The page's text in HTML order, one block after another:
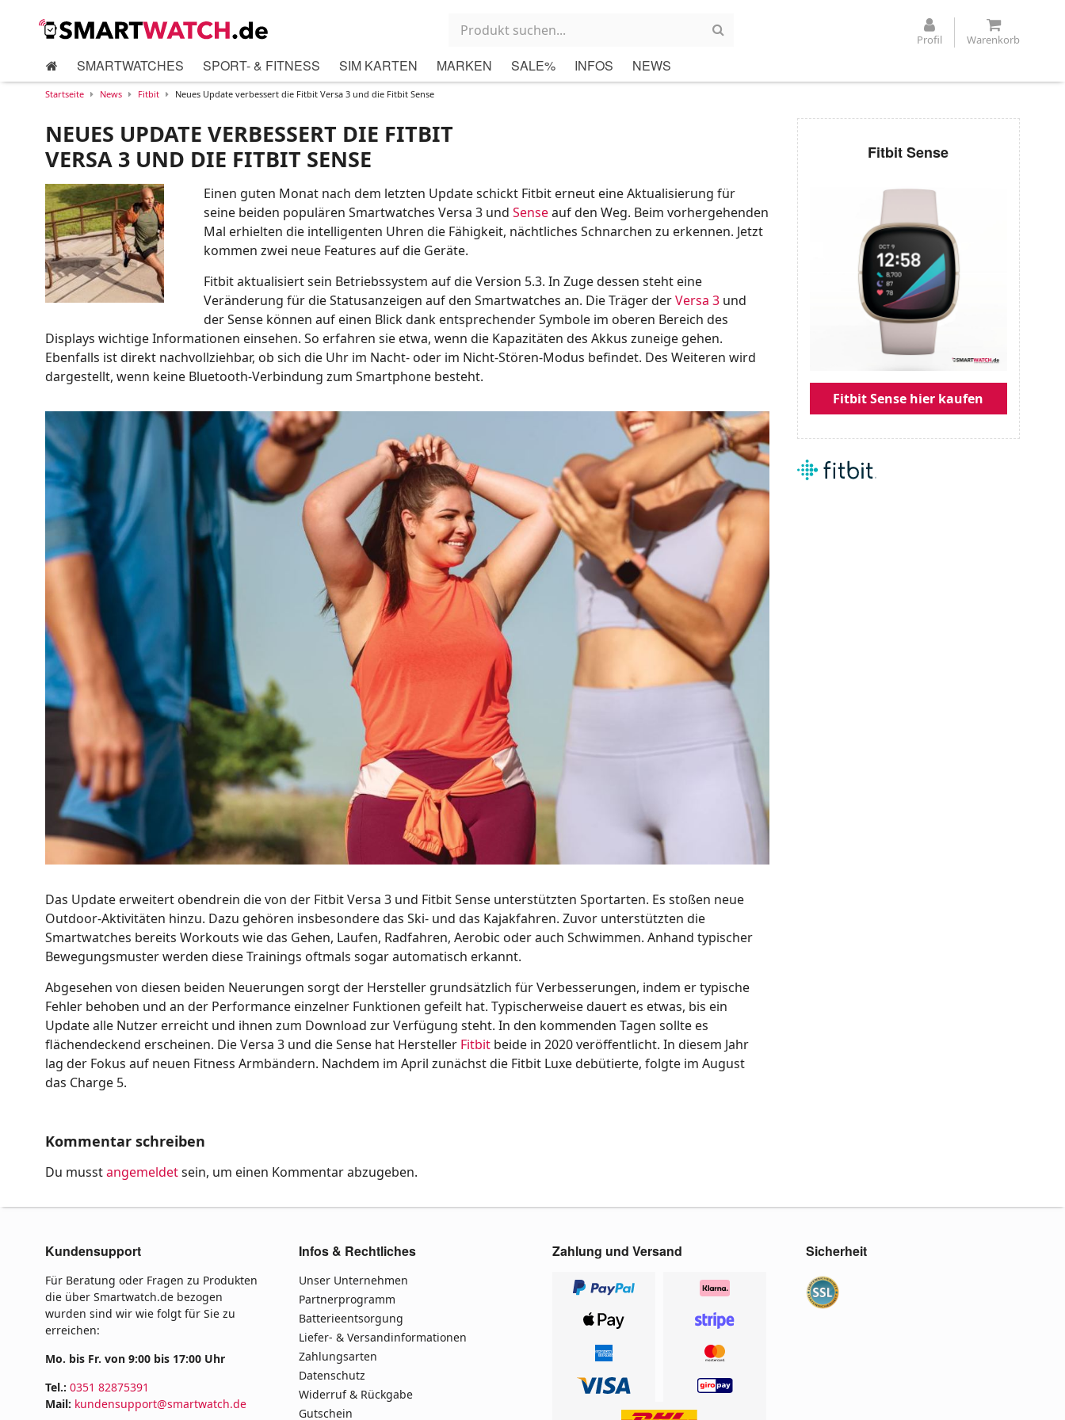
Profil Warenkorb
SMARTWATCHES SPORT- & FITNESS SIM KARTEN MARKEN SALE% INFOS NEWS
Startseite News Fitbit Neues Update verbessert die Fitbit Versa 3 und die Fitbit Sense
NEUES UPDATE VERBESSERT DIE FITBIT
VERSA 3 UND DIE FITBIT SENSE
Einen guten Monat nach dem letzten Update schickt Fitbit erneut eine Aktualisierung für
seine beiden populären Smartwatches Versa 3 und Senseauf den Weg. Beim vorhergehenden
Mal erhielten die intelligenten Uhren die Fähigkeit, nächtliches Schnarchen zu erkennen. Jetzt
kommen zwei neue Features auf die Geräte.
Fitbit aktualisiert sein Betriebssystem auf die Version 5.3. In Zuge dessen steht eine
Veränderung für die Statusanzeigen auf den Smartwatches an. Die Träger derVersa 3 und
der Sense können auf einen Blick dank entsprechender Symbole im oberen Bereich des
Displays wichtige Informationen einsehen. So erfahren sie etwa, wenn die Kapazitäten des Akkus zuneige gehen.
Ebenfalls ist direkt nachvollziehbar, ob sich die Uhr im Nacht- oder im Nicht-Stören-Modus befindet. Des Weiteren wird
dargestellt, wenn keine Bluetooth-Verbindung zum Smartphone besteht.
Das Update erweitert obendrein die von der Fitbit Versa 3 und Fitbit Sense unterstützten Sportarten. Es stoßen neue
Outdoor-Aktivitäten hinzu. Dazu gehören insbesondere das Ski- und das Kajakfahren. Zuvor unterstützten die
Smartwatches bereits Workouts wie das Gehen, Laufen, Radfahren, Aerobic oder auch Schwimmen. Anhand typischer
Bewegungsmuster werden diese Trainings oftmals sogar automatisch erkannt.
Abgesehen von diesen beiden Neuerungen sorgt der Hersteller grundsätzlich für Verbesserungen, indem er typische
Fehler behoben und an der Performance einzelner Funktionen gefeilt hat. Typischerweise dauert es etwas, bis ein
Update alle Nutzer erreicht und ihnen zum Download zur Verfügung steht. In den kommenden Tagen sollte es
flächendeckend erscheinen. Die Versa 3 und die Sense hat Hersteller Fitbit beide in 2020 veröffentlicht. In diesem Jahr
lag der Fokus auf neuen Fitness Armbändern. Nachdem im April zunächst die Fitbit Luxe debütierte, folgte im August
das Charge 5.
Kommentar schreiben
Du musstangemeldetsein, um einen Kommentar abzugeben.
Fitbit Sense
Fitbit Sense hier kaufen
Kundensupport
Für Beratung oder Fragen zu Produkten
die über Smartwatch.de bezogen
wurden sind wir wie folgt für Sie zu
erreichen:
Mo. bis Fr. von 9:00 bis 17:00 Uhr
Tel.: 0351 82875391
Mail: kundensupport@smartwatch.de
Infos & Rechtliches
Unser Unternehmen
Partnerprogramm
Batterieentsorgung
Liefer- & Versandinformationen
Zahlungsarten
Datenschutz
Widerruf & Rückgabe
Gutschein
Zahlung und Versand Sicherheit